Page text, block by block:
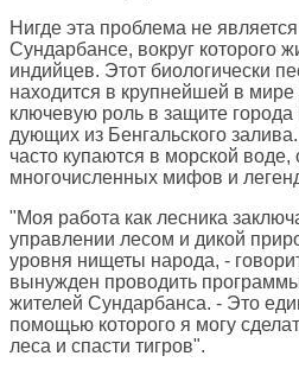
Нигде эта проблема не
Сундарбансе, вокруг которого
индийцев. Этот биологически
находится в крупнейшей в мире
ключевую роль в защите города
дующих из Бенгальского
часто купаются в морской воде,
многочисленных мифов и
"Моя работа как лесника
управлении лесом и дикой
уровня нищеты народа, -
вынужден проводить
жителей Сундарбанса. - Это
помощью которого я могу
леса и спасти тигров".